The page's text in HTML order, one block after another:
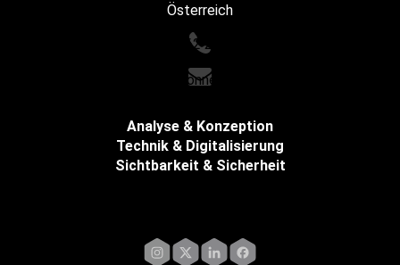
Österreich
+43 662 216065
office@connetation.at
Analyse & Konzeption
Technik & Digitalisierung
Sichtbarkeit & Sicherheit
Instagram
X LinkedInFacebook